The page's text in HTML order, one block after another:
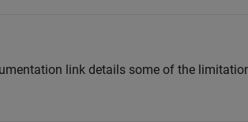
link details some of the